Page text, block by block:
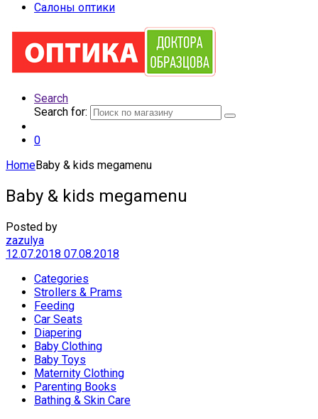
Салоны оптики
Search
Search for:
0
HomeBaby & kids megamenu
Baby & kids megamenu
Posted by
zazulya
12.07.2018 07.08.2018
Categories
Strollers & Prams
Feeding
Car Seats
Diapering
Baby Clothing
Baby Toys
Maternity Clothing
Parenting Books
Bathing & Skin Care